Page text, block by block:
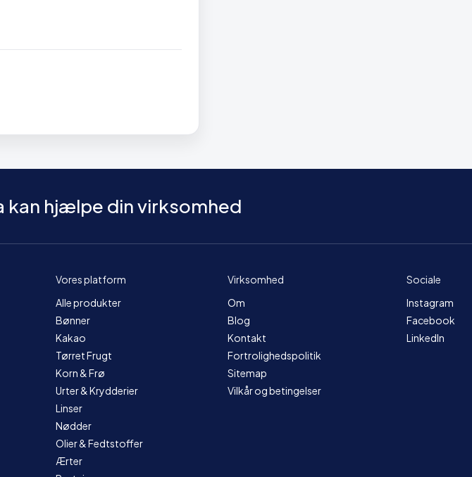
kan hjælpe din virksomhed
Vores platform
Alle produkter
Bønner
Kakao
Tørret Frugt
Korn & Frø
Urter & Krydderier
Linser
Nødder
Olier & Fedtstoffer
Ærter
Virksomhed
Om
Blog
Kontakt
Fortrolighedspolitik
Sitemap
Vilkår og betingelser
Sociale
Instagram
Facebook
LinkedIn